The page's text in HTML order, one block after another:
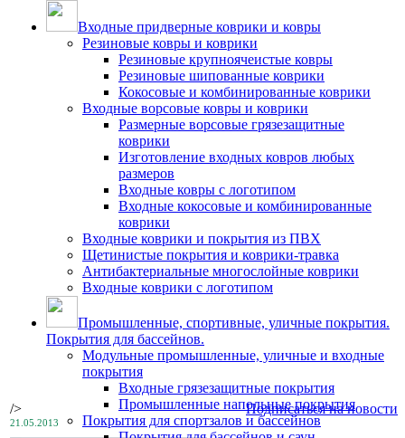
Входные придверные коврики и ковры
Резиновые ковры и коврики
Резиновые крупноячеистые ковры
Резиновые шипованные коврики
Кокосовые и комбинированные коврики
Входные ворсовые ковры и коврики
Размерные ворсовые грязезащитные
коврики
Изготовление входных ковров любых
размеров
Входные ковры с логотипом
Входные кокосовые и комбинированные
коврики
Входные коврики и покрытия из ПВХ
Щетинистые покрытия и коврики-травка
Антибактериальные многослойные коврики
Входные коврики с логотипом
Промышленные, спортивные, уличные покрытия.
Покрытия для бассейнов.
Модульные промышленные, уличные и входные
покрытия
Входные грязезащитные покрытия
Промышленные напольные покрытия
Покрытия для спортзалов и бассейнов
/> Подписаться на новости
21.05.2013